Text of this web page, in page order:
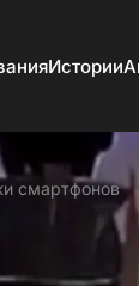
Истории
смартфонов